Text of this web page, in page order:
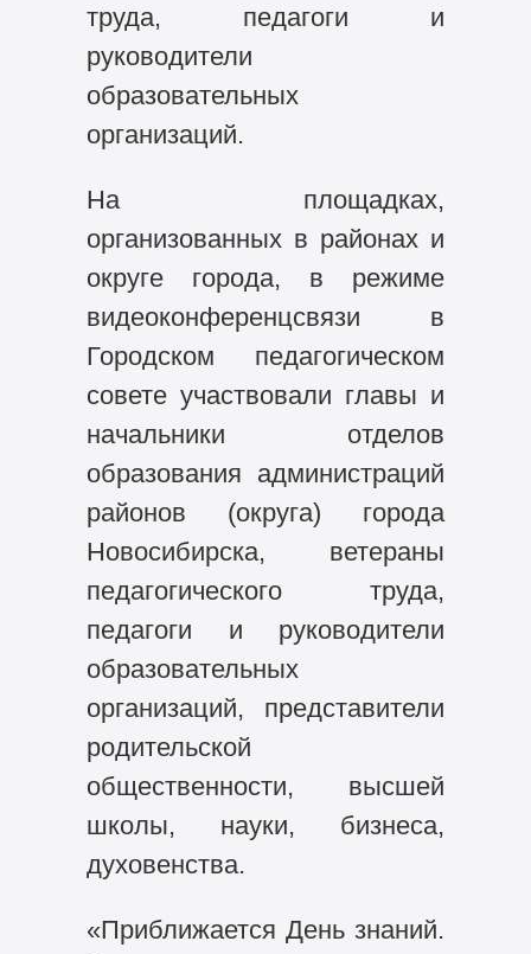
труда, педагоги и
руководители
образовательных
организаций.
На площадках,
организованных в районах и
округе города, в режиме
видеоконференцсвязи в
Городском педагогическом
совете участвовали главы и
начальники отделов
образования администраций
районов (округа) города
Новосибирска, ветераны
педагогического труда,
педагоги и руководители
образовательных
организаций, представители
родительской
общественности, высшей
школы, науки, бизнеса,
духовенства.
«Приближается День знаний.